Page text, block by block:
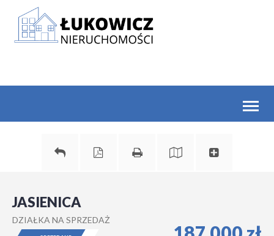
JASIENICA
DZIAŁKA NA SPRZEDAŻ